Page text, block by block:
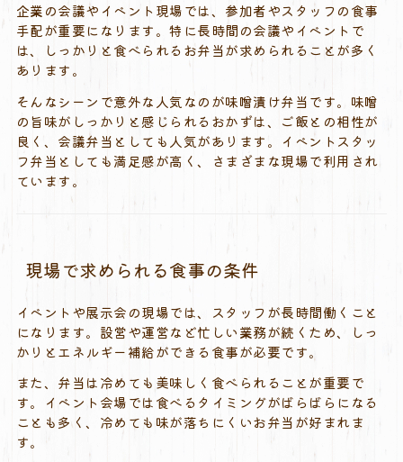
企業の会議やイベント現場では、参加者やスタッフの食事
手配が重要になります。特に長時間の会議やイベントで
は、しっかりと食べられるお弁当が求められることが多く
あります。
そんなシーンで意外な人気なのが味噌漬け弁当です。味噌
の旨味がしっかりと感じられるおかずは、ご飯との相性が
良く、会議弁当としても人気があります。イベントスタッ
フ弁当としても満足感が高く、さまざまな現場で利用され
ています。
現場で求められる食事の条件
イベントや展示会の現場では、スタッフが長時間働くこと
になります。設営や運営など忙しい業務が続くため、しっ
かりとエネルギー補給ができる食事が必要です。
また、弁当は冷めても美味しく食べられることが重要で
す。イベント会場では食べるタイミングがばらばらになる
ことも多く、冷めても味が落ちにくいお弁当が好まれま
す。